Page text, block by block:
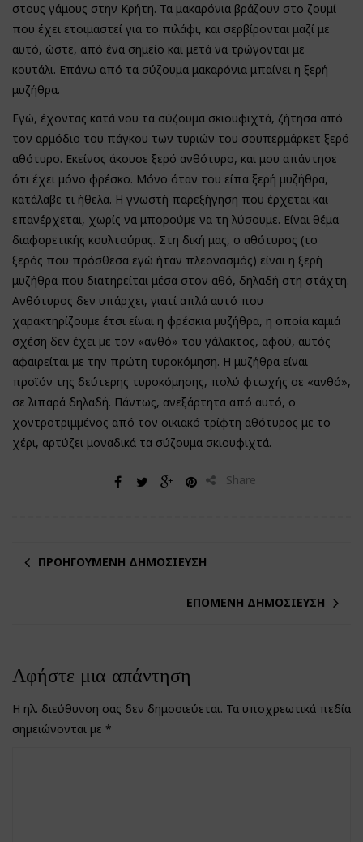
στους γάμους στην Κρήτη. Τα μακαρόνια βράζουν στο ζουμί
που έχει ετοιμαστεί για το πιλάφι, και σερβίρονται μαζί με
αυτό, ώστε, από ένα σημείο και μετά να τρώγονται με
κουτάλι. Επάνω από τα σύζουμα μακαρόνια μπαίνει η ξερή
μυζήθρα.
Εγώ, έχοντας κατά νου τα σύζουμα σκιουφιχτά, ζήτησα από
τον αρμόδιο του πάγκου των τυριών του σουπερμάρκετ ξερό
αθότυρο. Εκείνος άκουσε ξερό ανθότυρο, και μου απάντησε
ότι έχει μόνο φρέσκο. Μόνο όταν του είπα ξερή μυζήθρα,
κατάλαβε τι ήθελα. Η γνωστή παρεξήγηση που έρχεται και
επανέρχεται, χωρίς να μπορούμε να τη λύσουμε. Είναι θέμα
διαφορετικής κουλτούρας. Στη δική μας, ο αθότυρος (το
ξερός που πρόσθεσα εγώ ήταν πλεονασμός) είναι η ξερή
μυζήθρα που διατηρείται μέσα στον αθό, δηλαδή στη στάχτη.
Ανθότυρος δεν υπάρχει, γιατί απλά αυτό που
χαρακτηρίζουμε έτσι είναι η φρέσκια μυζήθρα, η οποία καμιά
σχέση δεν έχει με τον «ανθό» του γάλακτος, αφού, αυτός
αφαιρείται με την πρώτη τυροκόμηση. Η μυζήθρα είναι
προϊόν της δεύτερης τυροκόμησης, πολύ φτωχής σε «ανθό»,
σε λιπαρά δηλαδή. Πάντως, ανεξάρτητα από αυτό, ο
χοντροτριμμένος από τον οικιακό τρίφτη αθότυρος με το
χέρι, αρτύζει μοναδικά τα σύζουμα σκιουφιχτά.
Share
ΠΡΟΗΓΟΎΜΕΝΗ ΔΗΜΟΣΊΕΥΣΗ
ΕΠΌΜΕΝΗ ΔΗΜΟΣΊΕΥΣΗ
Αφήστε μια απάντηση
Η ηλ. διεύθυνση σας δεν δημοσιεύεται. Τα υποχρεωτικά πεδία
σημειώνονται με *